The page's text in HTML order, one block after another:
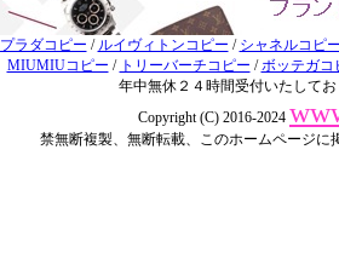
プラダコピー / ルイヴィトンコピー / シャネルコピ
MIUMIUコピー / トリーバーチコピー /ボッテガコ
年中無休２４時間受付いたして
Copyright (C) 2016-2024
禁無断複製、無断転載、このホームページ